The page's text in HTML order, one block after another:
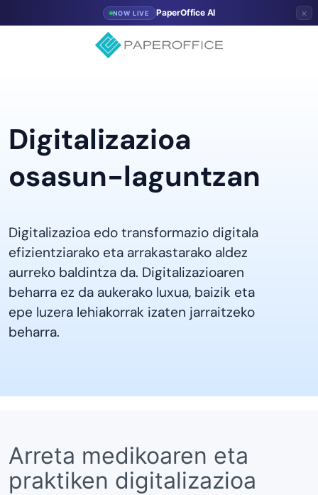
NOW LIVE PaperOffice AI ×
Digitalizazioa
osasun-laguntzan
Digitalizazioa edo transformazio digitala
efizientziarako eta arrakastarako aldez
aurreko baldintza da. Digitalizazioaren
beharra ez da aukerako luxua, baizik eta
epe luzera lehiakorrak izaten jarraitzeko
beharra.
Arreta medikoaren eta
praktiken digitalizazioa